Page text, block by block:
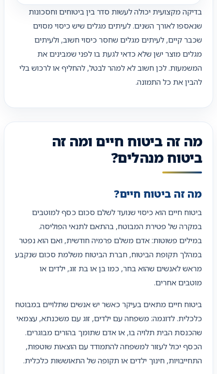
בדיקה מקצועית יכולה לעשות סדר בין ביטוחים וחסכונות
שנאספו לאורך השנים. לעיתים מגלים שיש כיסוי מסוים
שכבר קיים, לעיתים מגלים שחסר כיסוי חשוב, ולעיתים
מגלים מוצר ישן שלא כדאי לגעת בו לפני שמבינים את
המשמעות. לכן חשוב לא למהר לבטל, להחליף או לרכוש בלי
להבין את כל התמונה.
מה זה ביטוח חיים ומה זה
ביטוח מנהלים?
מה זה ביטוח חיים?
ביטוח חיים הוא כיסוי שנועד לשלם סכום כסף למוטבים
במקרה של פטירת המבוטח, בהתאם לתנאי הפוליסה.
במילים פשוטות: אדם משלם פרמיה חודשית, ואם הוא נפטר
במהלך תקופת הביטוח, חברת הביטוח משלמת סכום שנקבע
מראש לאנשים שהוא בחר, כמו בן או בת זוג, ילדים או
מוטבים אחרים.
ביטוח חיים מתאים בעיקר כאשר יש אנשים שתלויים במבוטח
כלכלית. לדוגמה: משפחה עם ילדים, זוג עם משכנתא, עצמאי
שהכנסת הבית תלויה בו, או אדם שתומך בהורים מבוגרים.
הכסף יכול לעזור למשפחה להתמודד עם הוצאות שוטפות,
התחייבויות, חינוך ילדים או תקופה של התאוששות כלכלית.